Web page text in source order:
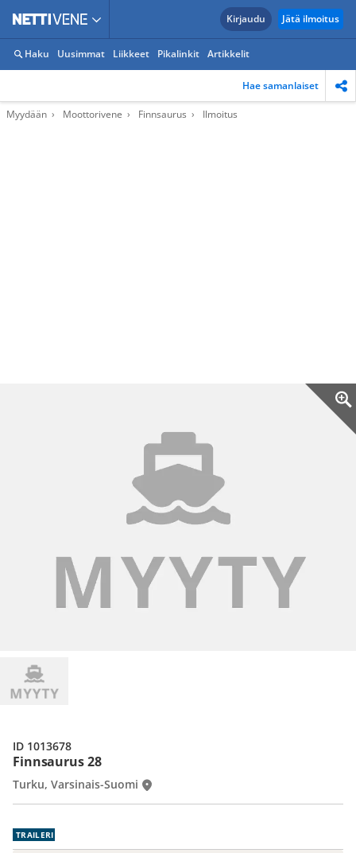
Kirjaudu Jätä ilmoitus
Haku Uusimmat Liikkeet Pikalinkit Artikkelit
Hae samanlaiset
Myydään Moottorivene Finnsaurus Ilmoitus
Finnsaurus 28
Turku, Varsinais-Suomi
ID 1013678
TRAILERI